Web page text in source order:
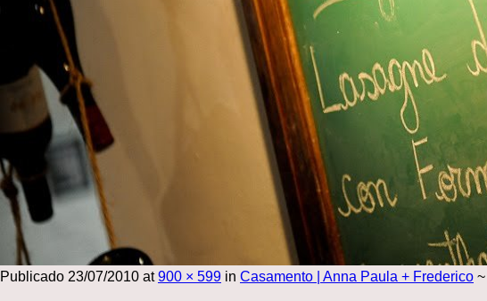
Publicado 23/07/2010 at900 × 599 in Casamento | Anna Paula + Frederico ~